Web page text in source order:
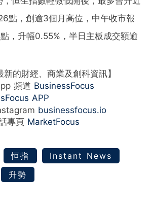
點，創逾3個月高位，中午收市報
，升幅0.55%，半日主板成交額逾
新的財經、商業及創科資訊】
頻道 BusinessFocus
APP
businessfocus.io
專頁 MarketFocus
恒指
Instant News
升勢